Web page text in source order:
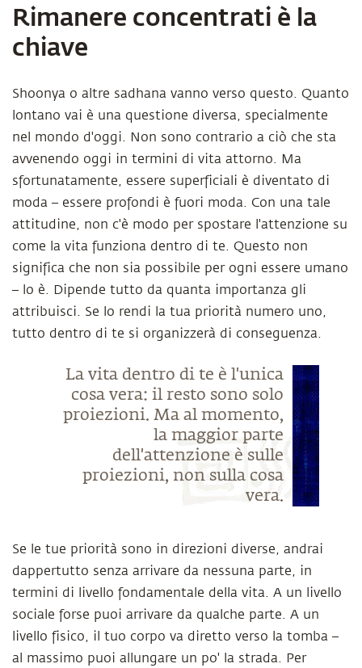
Rimanere concentrati è la
chiave
Shoonya o altre sadhana vanno verso questo. Quanto
lontano vai è una questione diversa, specialmente
nel mondo d'oggi. Non sono contrario a ciò che sta
avvenendo oggi in termini di vita attorno. Ma
sfortunatamente, essere superficiali è diventato di
moda – essere profondi è fuori moda. Con una tale
attitudine, non c'è modo per spostare l'attenzione su
come la vita funziona dentro di te. Questo non
significa che non sia possibile per ogni essere umano
– lo è. Dipende tutto da quanta importanza gli
attribuisci. Se lo rendi la tua priorità numero uno,
tutto dentro di te si organizzerà di conseguenza.
La vita dentro di te è l'unica
cosa vera: il resto sono solo
proiezioni. Ma al momento,
la maggior parte
dell'attenzione è sulle
proiezioni, non sulla cosa
vera.
Se le tue priorità sono in direzioni diverse, andrai
dappertutto senza arrivare da nessuna parte, in
termini di livello fondamentale della vita. A un livello
sociale forse puoi arrivare da qualche parte. A un
livello fisico, il tuo corpo va diretto verso la tomba –
al massimo puoi allungare un po' la strada. Per